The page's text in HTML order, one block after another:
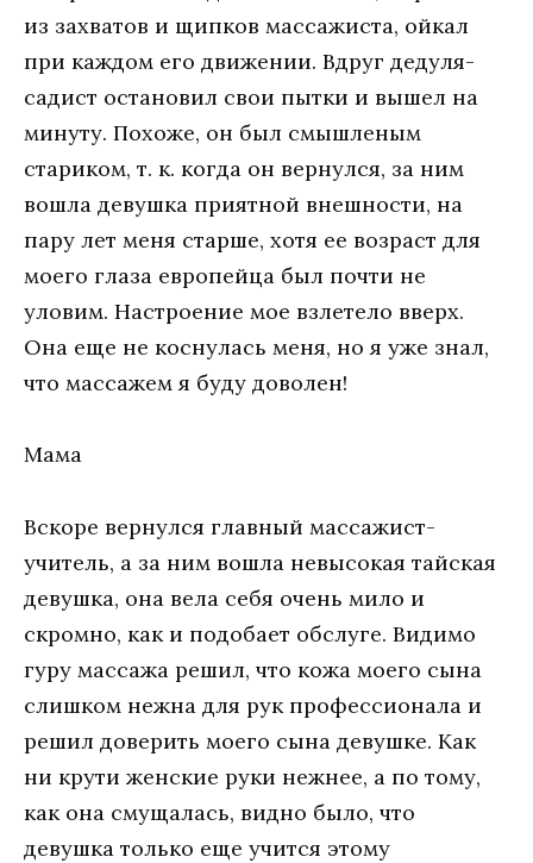
из захватов и щипков массажиста, ойкал
при каждом его движении. Вдруг дедуля-
садист остановил свои пытки и вышел на
минуту. Похоже, он был смышленым
стариком, т. к. когда он вернулся, за ним
вошла девушка приятной внешности, на
пару лет меня старше, хотя ее возраст для
моего глаза европейца был почти не
уловим. Настроение мое взлетело вверх.
Она еще не коснулась меня, но я уже знал,
что массажем я буду доволен!
Мама
Вскоре вернулся главный массажист-
учитель, а за ним вошла невысокая тайская
девушка, она вела себя очень мило и
скромно, как и подобает обслуге. Видимо
гуру массажа решил, что кожа моего сына
слишком нежна для рук профессионала и
решил доверить моего сына девушке. Как
ни крути женские руки нежнее, а по тому,
как она смущалась, видно было, что
девушка только еще учится этому